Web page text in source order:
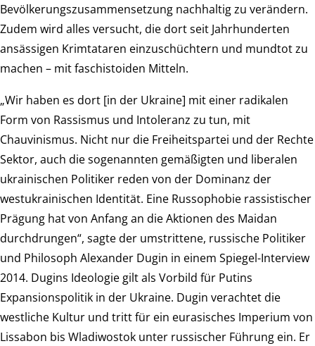
Bevölkerungszusammensetzung nachhaltig zu verändern.
Zudem wird alles versucht, die dort seit Jahrhunderten
ansässigen Krimtataren einzuschüchtern und mundtot zu
machen – mit faschistoiden Mitteln.
„Wir haben es dort [in der Ukraine] mit einer radikalen
Form von Rassismus und Intoleranz zu tun, mit
Chauvinismus. Nicht nur die Freiheitspartei und der Rechte
Sektor, auch die sogenannten gemäßigten und liberalen
ukrainischen Politiker reden von der Dominanz der
westukrainischen Identität. Eine Russophobie rassistischer
Prägung hat von Anfang an die Aktionen des Maidan
durchdrungen“, sagte der umstrittene, russische Politiker
und Philosoph Alexander Dugin in einem Spiegel-Interview
2014. Dugins Ideologie gilt als Vorbild für Putins
Expansionspolitik in der Ukraine. Dugin verachtet die
westliche Kultur und tritt für ein eurasisches Imperium von
Lissabon bis Wladiwostok unter russischer Führung ein. Er